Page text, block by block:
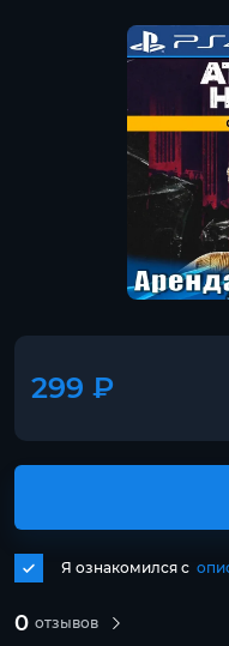
299 ₽
0 отзывов
Я ознакомился с